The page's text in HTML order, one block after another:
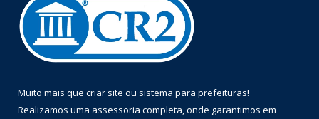
Muito mais que criar site ou sistema para prefeituras!
Realizamos uma assessoria completa, onde garantimos em